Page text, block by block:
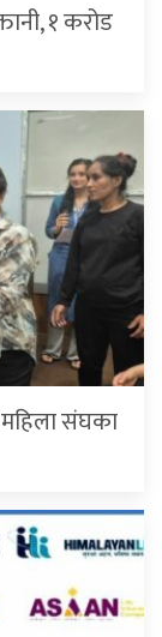
१ करोड
महिला संघका